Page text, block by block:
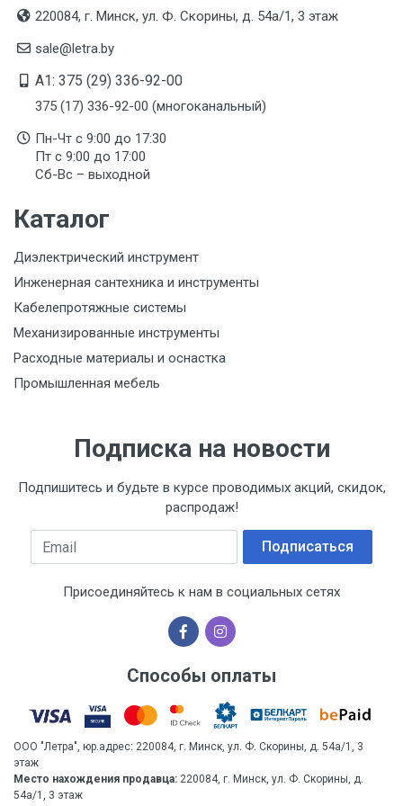
регламентов ТР ТС (ЕАЭС). Сведения о номере
в сопроводительной документации к товару и
предоставляются по запросу покупателя
220084, г. Минск, ул. Ф. Скорины, д. 54а/1, 3 этаж
sale@letra.by
A1: 375 (29) 336-92-00
375 (17) 336-92-00 (многоканальный)
Пн-Чт с 9:00 до 17:30
Пт с 9:00 до 17:00
Сб-Вс – выходной
Каталог
Диэлектрический инструмент
Инженерная сантехника и инструменты
Кабелепротяжные системы
Механизированные инструменты
Расходные материалы и оснастка
Промышленная мебель
Подписка на новости
Подпишитесь и будьте в курсе проводимых акций, скидок,
распродаж!
Email Подписаться
Присоединяйтесь к нам в социальных сетях
Способы оплаты
ООО "Летра", юр.адрес: 220084, г. Минск, ул. Ф. Скорины, д. 54а/1, 3
этаж
Место нахождения продавца: 220084, г. Минск, ул. Ф. Скорины, д.
54а/1, 3 этаж